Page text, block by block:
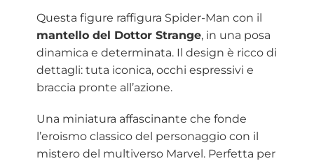
Questa figure raffigura Spider-Man con il
mantello del Dottor Strange, in una posa
dinamica e determinata. Il design è ricco di
dettagli: tuta iconica, occhi espressivi e
braccia pronte all’azione.
Una miniatura affascinante che fonde
l’eroismo classico del personaggio con il
mistero del multiverso Marvel. Perfetta per